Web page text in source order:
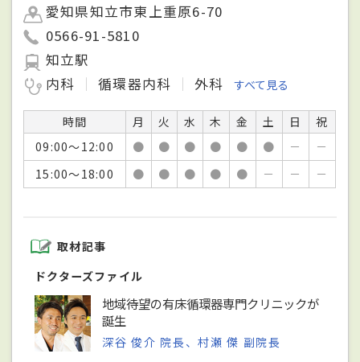
愛知県知立市東上重原6-70
0566-91-5810
知立駅
内科
循環器内科 外科 すべて見る
時間 月 火 水 木 金 土 日
祝
09:00～12:00
● ● ● ● ● ● －
－
15:00～18:00
● ● ● ● ● － － －
取材記事
ドクターズファイル
地域待望の有床循環器専門クリニックが
誕生
深谷 俊介 院長、村瀬 傑 副院長